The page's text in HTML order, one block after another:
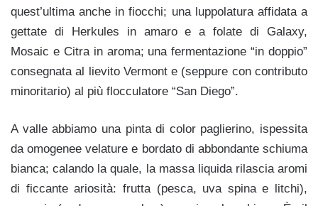
quest’ultima anche in fiocchi; una luppolatura affidata a
gettate di Herkules in amaro e a folate di Galaxy,
Mosaic e Citra in aroma; una fermentazione “in doppio”
consegnata al lievito Vermont e (seppure con contributo
minoritario) al più flocculatore “San Diego”.
A valle abbiamo una pinta di color paglierino, ispessita
da omogenee velature e bordato di abbondante schiuma
bianca; calando la quale, la massa liquida rilascia aromi
di ficcante ariosità: frutta (pesca, uva spina e litchi),